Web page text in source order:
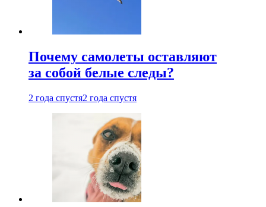
Почему самолеты оставляют
за собой белые следы?
2 года спустя2 года спустя